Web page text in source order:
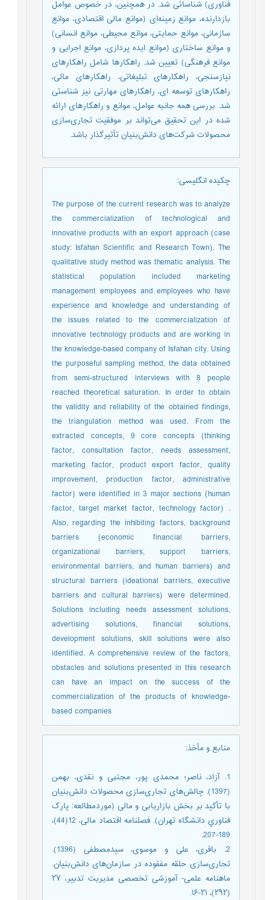
فناوری) شناسائی شد. در همچنین، در خصوص عوامل
بازدارنده، موانع زمینه‌ای (موانع مالی اقتصادی، موانع
سازمانی، موانع حمایتی، موانع محیطی، موانع انسانی)
و موانع ساختاری (موانع ایده پردازی، موانع اجرایی و
موانع فرهنگی) تعیین شد. راهکارها شامل راهکارهای
نیازسنجی، راهکارهای تبلیغاتی، راهکارهای مالی،
راهکارهای توسعه ای، راهکارهای مهارتی نیز شناسئی
شد. بررسی همه جانبه عوامل، موانع و راهکارهای ارائه
شده در این تحقیق می‌تواند بر موفقيت تجاری‌سازی
محصولات شرکت‌های دانش‌بنیان تأثیرگذار باشد.
چکیده انگلیسی:
The purpose of the current research was to analyze
the commercialization of technological and
innovative products with an export approach (case
study: Isfahan Scientific and Research Town). The
qualitative study method was thematic analysis. The
statistical population included marketing
management employees and employees who have
experience and knowledge and understanding of
the issues related to the commercialization of
innovative technology products and are working in
the knowledge-based company of Isfahan city. Using
the purposeful sampling method, the data obtained
from semi-structured interviews with 8 people
reached theoretical saturation. In order to obtain
the validity and reliability of the obtained findings,
the triangulation method was used. From the
extracted concepts, 9 core concepts (thinking
factor, consultation factor, needs assessment,
marketing factor, product export factor, quality
improvement, production factor, administrative
factor) were identified in 3 major sections (human
factor, target market factor, technology factor) .
Also, regarding the inhibiting factors, background
barriers (economic financial barriers,
organizational barriers, support barriers,
environmental barriers, and human barriers) and
structural barriers (ideational barriers, executive
barriers and cultural barriers) were determined.
Solutions including needs assessment solutions,
advertising solutions, financial solutions,
development solutions, skill solutions were also
identified. A comprehensive review of the factors,
obstacles and solutions presented in this research
can have an impact on the success of the
commercialization of the products of knowledge-
based companies
منابع و مأخذ:
1. آزاد، ناصر؛ محمدی پور، مجتبی و نقدی، بهمن
(1397). چالش‌های تجاری‌سازی محصولات دانش‌بنیان
با تأکید بر بخش بازاریابی و مالی (موردمطالعه: پارک
فناوري دانشگاه تهران). فصلنامه اقتصاد مالی، 12(44)،
189-207.
2. باقری، علی و موسوی، سیدمصطفی (1396).
تجاری‌‌سازی حلقه‌‌ مفقوده در سازمان‌‌های دانش‌‌بنیان.
ماهنامه علمی- آموزشی تخصصی مدیریت تدبیر، ۲۷